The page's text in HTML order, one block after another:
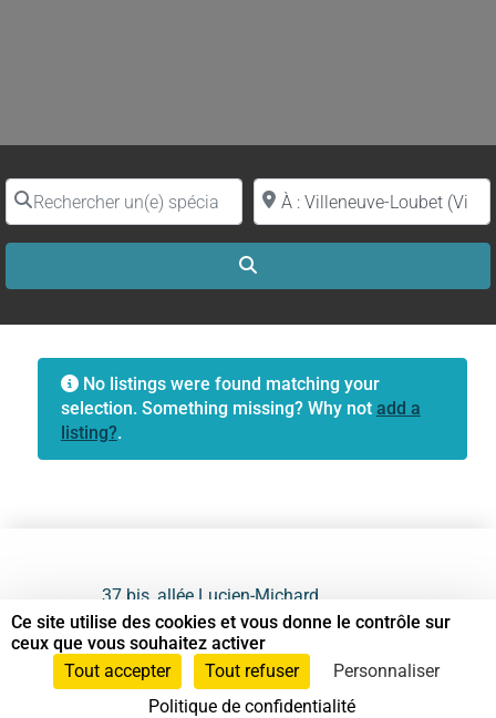
Rechercher un(e) spécialiste par nomProche de (ville ou région)
No listings were found matching your
selection. Something missing? Why not add a
listing?.
37 bis, allée Lucien-Michard
93190 Livry-Gargan
06 61 87 28 09
Ce site utilise des cookies et vous donne le contrôle sur
ceux que vous souhaitez activer
Tout accepter
Tout refuser
Personnaliser
Politique de confidentialité